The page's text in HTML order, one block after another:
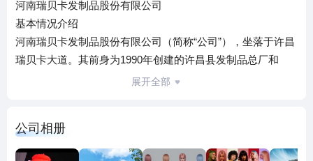
河南瑞贝卡发制品股份有限公司
基本情况介绍
河南瑞贝卡发制品股份有限公司（简称“公司”），坐落于许昌
瑞贝卡大道。其前身为1990年创建的许昌县发制品总厂和
1993年中美合资成立的河南瑞贝卡发制品有限公司，1999年
资产总值48.6亿元，全球员工总数近万人，占地面积72万多平
方米，建筑面积50多万平方米,是一家集发制品及纤维材料的
展开全部
公司相册